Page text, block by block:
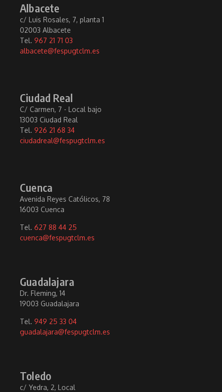
Albacete
c/ Luis Rosales, 7, planta 1
02003 Albacete
Tel. 967 21 71 03
albacete@fespugtclm.es
Ciudad Real
C/ Carmen, 7 - Local bajo
13003 Ciudad Real
Tel. 926 21 68 34
ciudadreal@fespugtclm.es
Cuenca
Avenida Reyes Católicos, 78
16003 Cuenca
Tel. 627 88 44 25
cuenca@fespugtclm.es
Guadalajara
Dr. Fleming, 14
19003 Guadalajara
Tel. 949 25 33 04
guadalajara@fespugtclm.es
Toledo
c/ Yedra, 2, Local